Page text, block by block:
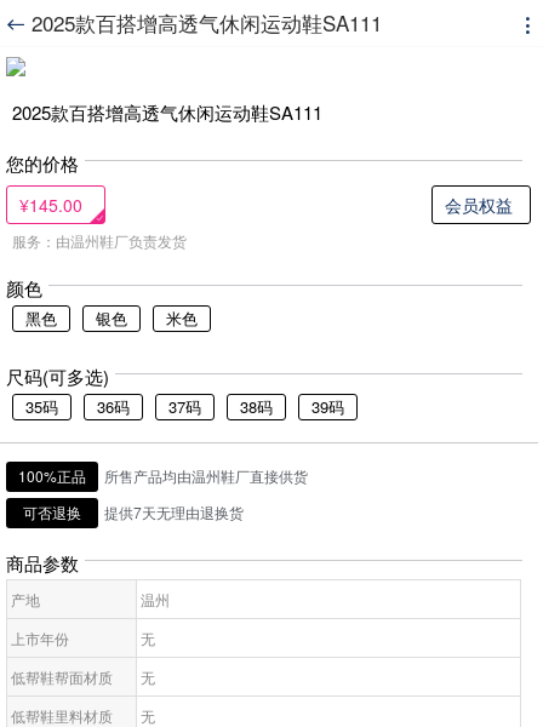
 2025款百搭增高透气休闲运动鞋SA111 
2025款百搭增高透气休闲运动鞋SA111
您的价格
¥145.00 会员权益
服务：由温州鞋厂负责发货
颜色
黑色 银色 米色
尺码(可多选)
35码 36码 37码 38码 39码
100%正品
所售产品均由温州鞋厂直接供货
可否退换
提供7天无理由退换货
商品参数
产地
温州
上市年份
无
低帮鞋帮面材质
无
低帮鞋里料材质
无